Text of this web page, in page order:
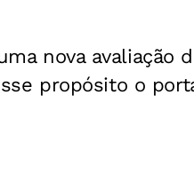
nova avaliação
propósito o